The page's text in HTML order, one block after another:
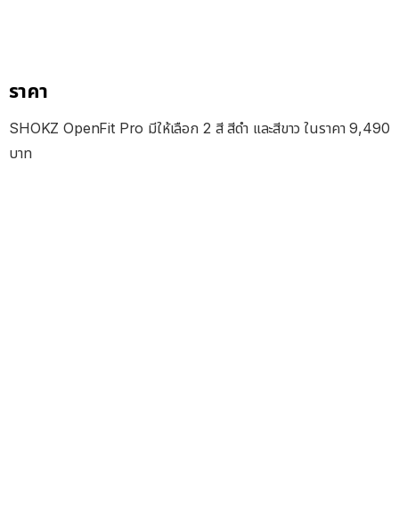
ราคา
SHOKZ OpenFit Pro มีให้เลือก 2 สี สีดำ และสีขาว ในราคา 9,490
บาท